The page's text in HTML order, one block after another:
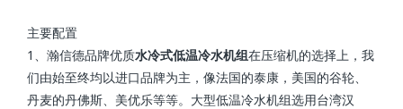
主要配置
1、瀚信德品牌优质水冷式低温冷水机组在压缩机的选择上，我
们由始至终均以进口品牌为主，像法国的泰康，美国的谷轮、
丹麦的丹佛斯、美优乐等等。大型低温冷水机组选用台湾汉